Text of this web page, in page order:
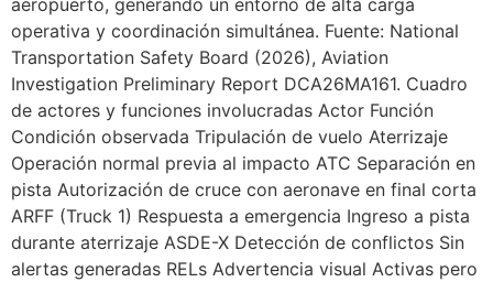
aeropuerto, generando un entorno de alta carga
operativa y coordinación simultánea. Fuente: National
Transportation Safety Board (2026), Aviation
Investigation Preliminary Report DCA26MA161. Cuadro
de actores y funciones involucradas Actor Función
Condición observada Tripulación de vuelo Aterrizaje
Operación normal previa al impacto ATC Separación en
pista Autorización de cruce con aeronave en final corta
ARFF (Truck 1) Respuesta a emergencia Ingreso a pista
durante aterrizaje ASDE-X Detección de conflictos Sin
alertas generadas RELs Advertencia visual Activas pero